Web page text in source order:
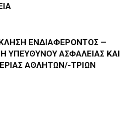
ΕΝΔΙΑΦΕΡΟΝΤΟΣ –
ΥΠΕΥΘΥΝΟΥ ΑΣΦΑΛΕΙΑΣ ΚΑΙ
ΑΘΛΗΤΩΝ/-ΤΡΙΩΝ